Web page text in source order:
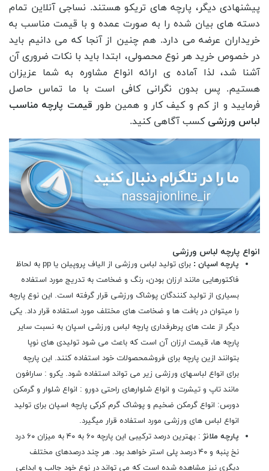
پیشنهادی دیگر، پارچه های تریکو هستند. نساجی آنلاین تمام
دسته های بیان شده را به صورت عمده و با قیمت مناسب به
خریداران عرضه می دارد. هم چنین از آنجا که می دانیم باید
در خصوص خرید هر نوع محصولی، ابتدا باید با نکات ضروری آن
آشنا شد، لذا آماده ی ارائه انواع مشاوره به شما عزیزان
هستیم. پس بدون نگرانی کافی است با ما تماس حاصل
فرمایید و از کم و کیف کار و همین طور قیمت پارچه مناسب
لباس ورزشی کسب آگاهی کنید.
انواع پارچه لباس ورزشی
پارچه اسپان :
برای تولید لباس ورزشی از الیاف پروپیلن یا pp به لحاظ
فاکتورھایی مانند ارزان بودن، رنگ و ضخامت به تدریج مورد استفاده
بسیاری از تولید کنندگان پوشاک ورزشی قرار گرفته است. این نوع پارچه
را میتوان در بافت ھا و ضخامت ھای مختلف مورد استفاده قرار داد. یکی
دیگر از علت ھای پرطرفداری پارچه لباس ورزشی اسپان به نسبت سایر
پارچه ھا، قیمت ارزان آن است که باعث می شود تولیدی ھای نوپا
بتوانند ازین پارچه برای فروشمحصولات خود استفاده کنند. این پارچه
برای انواع لباسھای ورزشی زیر می تواند استفاده شود. یکرو : سارافون
مانند تاپ و تیشرت و انواع شلوارھای راحتی دورو : انواع شلوار و گرمکن
دورس: انواع گرمکن ضخیم و پوشاک گرم کرکی پارچه اسپان برای تولید
انواع لباس ھای ورزشی مورد استفاده قرار میگیرد.
پارچه ملانژ
: بھترین درصد ترکیبی این پارچه ۶۰ به ۴۰ به میزان ۶۰ درد
نخ پنبه و ۴۰ درصد پلی استر خواھد بود. ھر چند درصدھای مختلف
دیگری نیز مشاھده شده است که می تواند در نوع خود جالب و ابداعی